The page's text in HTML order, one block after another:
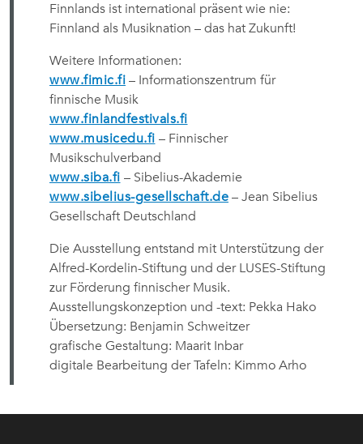
Finnlands ist international präsent wie nie:
Finnland als Musiknation – das hat Zukunft!
Weitere Informationen:
www.fimic.fi – Informationszentrum für
finnische Musik
www.finlandfestivals.fi
www.musicedu.fi – Finnischer
Musikschulverband
www.siba.fi – Sibelius-Akademie
www.sibelius-gesellschaft.de – Jean Sibelius
Gesellschaft Deutschland
Die Ausstellung entstand mit Unterstützung der
Alfred-Kordelin-Stiftung und der LUSES-Stiftung
zur Förderung finnischer Musik.
Ausstellungskonzeption und -text: Pekka Hako
Übersetzung: Benjamin Schweitzer
grafische Gestaltung: Maarit Inbar
digitale Bearbeitung der Tafeln: Kimmo Arho